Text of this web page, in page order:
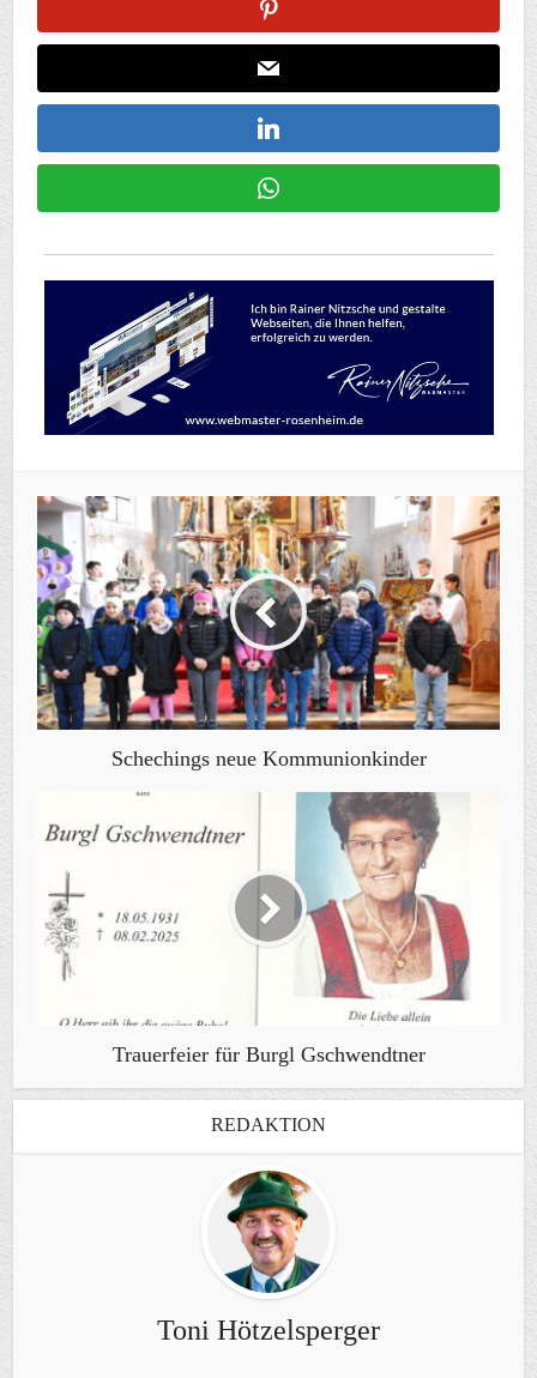
Schechings neue Kommunionkinder
Trauerfeier für Burgl Gschwendtner
REDAKTION
Toni Hötzelsperger